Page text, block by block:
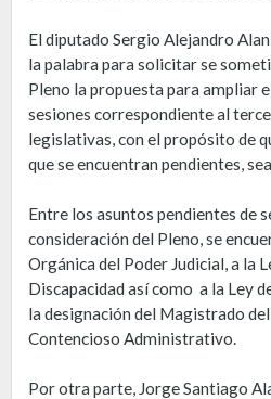
El diputado Sergio Alejandro
la palabra para solicitar se
Pleno la propuesta para ampliar
sesiones correspondiente al
legislativas, con el propósito de
que se encuentran pendientes,
Entre los asuntos pendientes de
consideración del Pleno, se
Orgánica del Poder Judicial, a la
Discapacidad así como a la Ley
la designación del Magistrado
Contencioso Administrativo.
Por otra parte, Jorge Santiago